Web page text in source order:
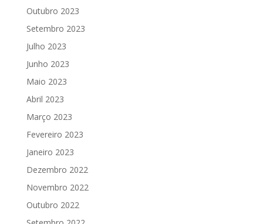
Outubro 2023
Setembro 2023
Julho 2023
Junho 2023
Maio 2023
Abril 2023
Março 2023
Fevereiro 2023
Janeiro 2023
Dezembro 2022
Novembro 2022
Outubro 2022